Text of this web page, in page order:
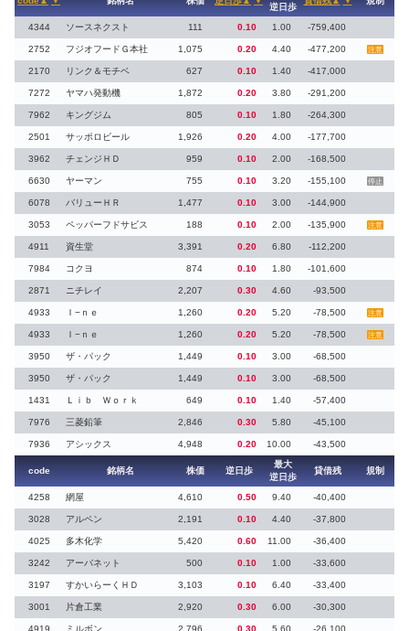
逆日歩
4344 ソースネクスト 111 0.10 1.00 -759,400
2752 フジオフードＧ本社 1,075 0.20 4.40 -477,200 注意
2170 リンク＆モチベ 627 0.10 1.40 -417,000
7272 ヤマハ発動機 1,872 0.20 3.80 -291,200
7962 キングジム 805 0.10 1.80 -264,300
2501 サッポロビール 1,926 0.20 4.00 -177,700
3962 チェンジＨＤ 959 0.10 2.00 -168,500
6630 ヤーマン 755 0.10 3.20 -155,100 停止
6078 バリューＨＲ 1,477 0.10 3.00 -144,900
3053 ペッパーフドサビス 188 0.10 2.00 -135,900 注意
4911 資生堂 3,391 0.20 6.80 -112,200
7984 コクヨ 874 0.10 1.80 -101,600
2871 ニチレイ 2,207 0.30 4.60 -93,500
4933 Ｉ−ｎｅ 1,260 0.20 5.20 -78,500 注意
4933 Ｉ−ｎｅ 1,260 0.20 5.20 -78,500 注意
3950 ザ・パック 1,449 0.10 3.00 -68,500
3950 ザ・パック 1,449 0.10 3.00 -68,500
1431 Ｌｉｂ Ｗｏｒｋ 649 0.10 1.40 -57,400
7976 三菱鉛筆 2,846 0.30 5.80 -45,100
7936 アシックス 4,948 0.20 10.00 -43,500
code 銘柄名 株価 逆日歩
最大
逆日歩
貸借残 規制
4258 網屋 4,610 0.50 9.40 -40,400
3028 アルペン 2,191 0.10 4.40 -37,800
4025 多木化学 5,420 0.60 11.00 -36,400
3242 アーバネット 500 0.10 1.00 -33,600
3197 すかいらーくＨＤ 3,103 0.10 6.40 -33,400
3001 片倉工業 2,920 0.30 6.00 -30,300
4919 ミルボン 2,796 0.30 5.60 -26,100